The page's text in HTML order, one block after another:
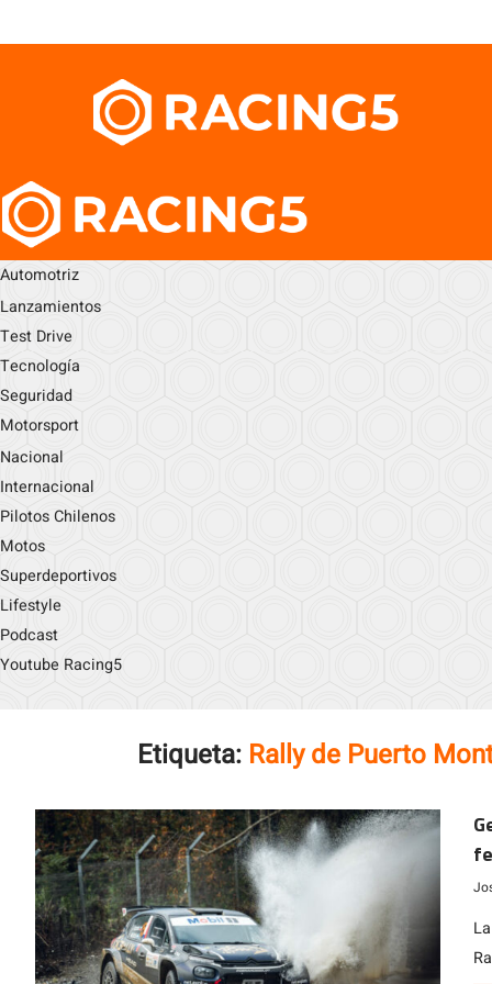
Automotriz
Lanzamientos
Test Drive
Tecnología
Seguridad
Motorsport
Nacional
Internacional
Pilotos Chilenos
Motos
Superdeportivos
Lifestyle
Podcast
Youtube Racing5
Etiqueta: Rally de Puerto